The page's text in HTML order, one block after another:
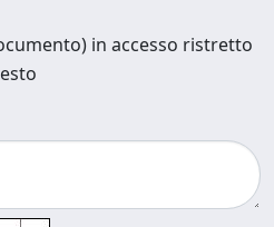
in accesso ristretto